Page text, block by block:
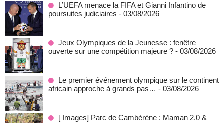
L’UEFA menace la FIFA et Gianni Infantino de
poursuites judiciaires - 03/08/2026
Jeux Olympiques de la Jeunesse : fenêtre
ouverte sur une compétition majeure ? - 03/08/2026
Le premier événement olympique sur le continent
africain approche à grands pas… - 03/08/2026
[ Images] Parc de Cambérène : Maman 2.0 &